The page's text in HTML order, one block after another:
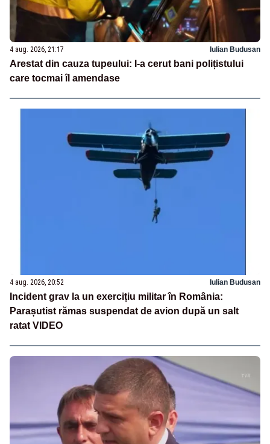
4 aug. 2026, 21:17 Iulian Budusan
Arestat din cauza tupeului: I-a cerut bani polițistului
care tocmai îl amendase
4 aug. 2026, 20:52 Iulian Budusan
Incident grav la un exercițiu militar în România:
Parașutist rămas suspendat de avion după un salt
ratat VIDEO